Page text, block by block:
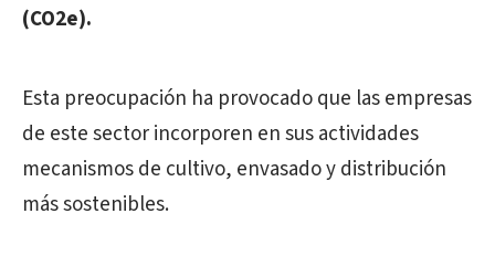
(CO2e).
Esta preocupación ha provocado que las empresas
de este sector incorporen en sus actividades
mecanismos de cultivo, envasado y distribución
más sostenibles.